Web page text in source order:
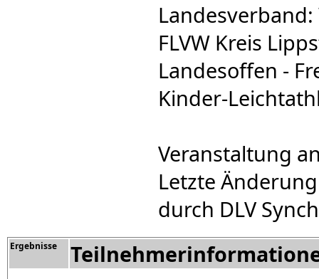
FLVW Kreis
Landesoffen -
Kinder-
Veranstaltung
Letzte
durch DLV
Ergebnisse